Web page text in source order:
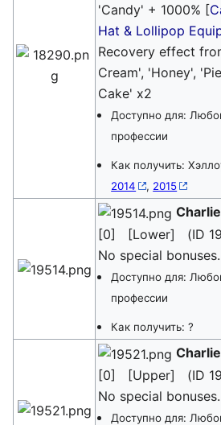
'Candy' + 1000% [
Hat & Lollipop
Recovery effect
Cream', 'Honey',
Cake' x2
Доступно для:
профессии
Как получить:
2014
, 2015
[0] [Lower] (ID
No special bonuses.
Доступно для:
профессии
Как получить: ?
[0] [Upper] (ID
No special bonuses.
Доступно для: